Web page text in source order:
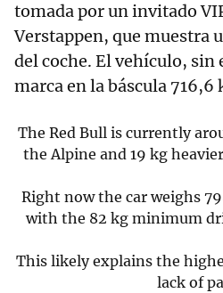
tomada por un invitado
Verstappen, que muestra
del coche. El vehículo, sin
marca en la báscula
The Red Bull is currently
the Alpine and 19 kg
Right now the car weighs
with the 82 kg minimum
This likely explains the
lack of